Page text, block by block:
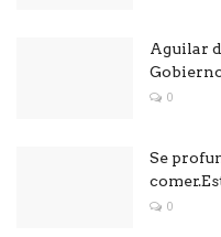
Aguilar
0
Se
0